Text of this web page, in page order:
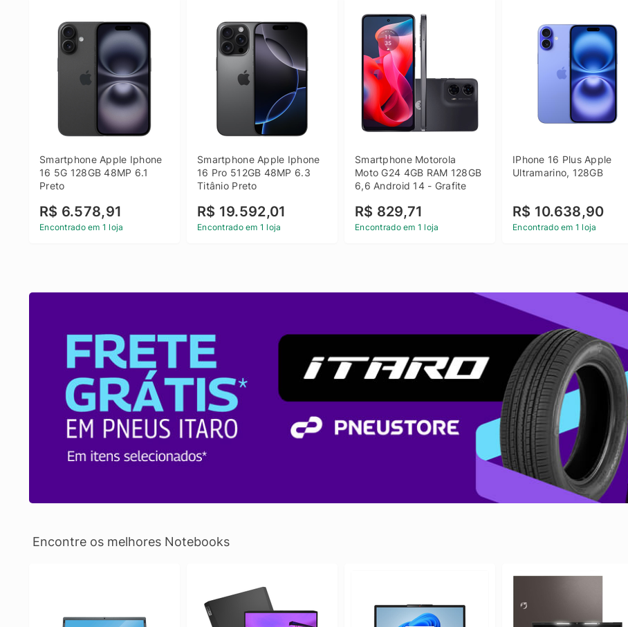
Smartphone Apple Iphone
16 5G 128GB 48MP 6.1
Preto
R$ 6.578,91
Encontrado em 1 loja
Smartphone Apple Iphone
16 Pro 512GB 48MP 6.3
Titânio Preto
R$ 19.592,01
Encontrado em 1 loja
Smartphone Motorola
Moto G24 4GB RAM 128GB
6,6 Android 14 - Grafite
R$ 829,71
Encontrado em 1 loja
IPhone 16 Plus Apple
Ultramarino, 128GB
R$ 10.638,90
Encontrado em 1 loja
Encontre os melhores Notebooks